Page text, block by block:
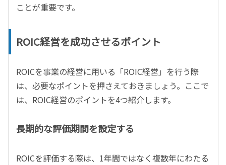
ことが重要です。
ROIC経営を成功させるポイント
ROICを事業の経営に用いる「ROIC経営」を行う際
は、必要なポイントを押さえておきましょう。ここで
は、ROIC経営のポイントを4つ紹介します。
長期的な評価期間を設定する
ROICを評価する際は、1年間ではなく複数年にわたる